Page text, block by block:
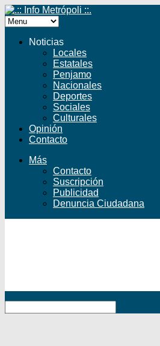
Noticias
Locales
Estatales
Penjamo
Nacionales
Deportes
Sociales
Culturales
Opinión
Contacto
Más
Contacto
Suscripción
Publicidad
Denuncia Ciudadana